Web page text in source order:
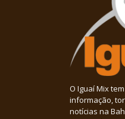
O Iguaí Mix
informação,
notícias na